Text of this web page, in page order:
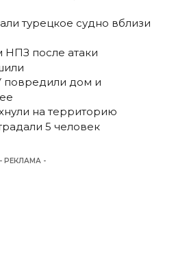
турецкое судно вблизи
после атаки
повредили дом и
на территорию
5 человек
- РЕКЛАМА -